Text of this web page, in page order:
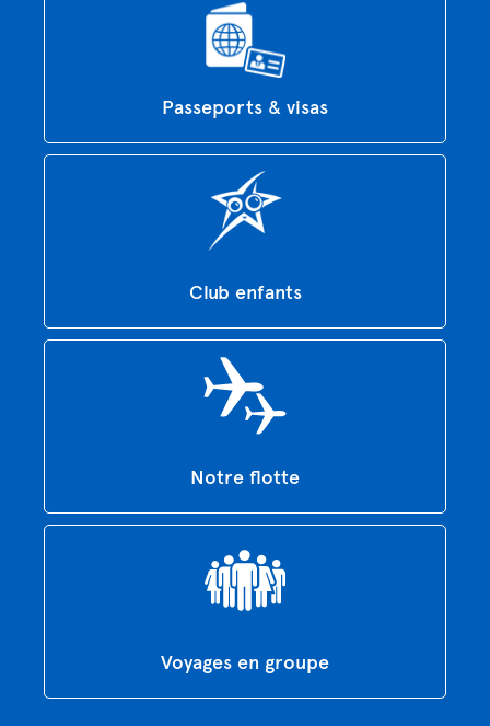
Passeports & visas
Club enfants
Notre flotte
Voyages en groupe